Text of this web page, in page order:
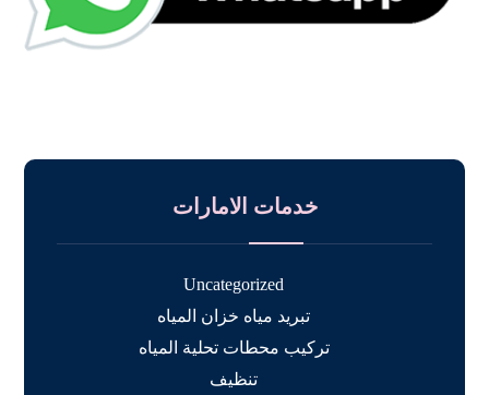
خدمات الامارات
Uncategorized
تبريد مياه خزان المياه
تركيب محطات تحلية المياه
تنظيف